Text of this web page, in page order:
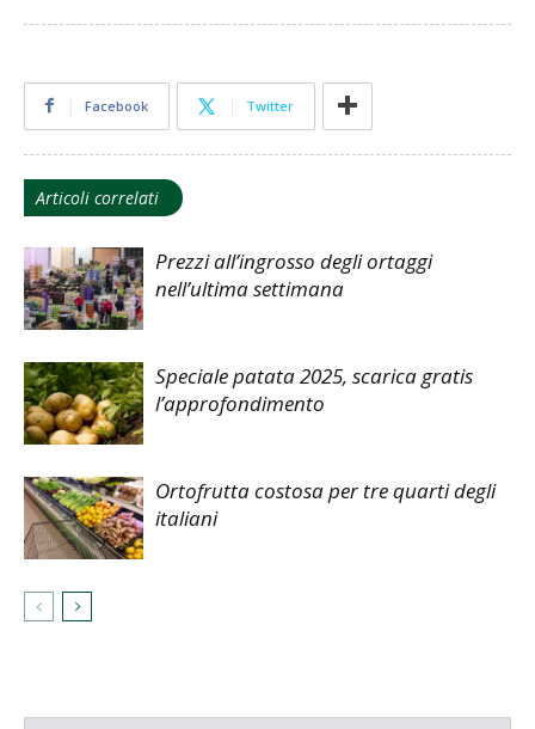
Facebook Twitter
Articoli correlati
Prezzi all’ingrosso degli ortaggi
nell’ultima settimana
Speciale patata 2025, scarica gratis
l’approfondimento
Ortofrutta costosa per tre quarti degli
italiani